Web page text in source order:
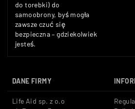
do torebki) do
samoobrony, byś mogła
zawsze czuć się
bezpieczna – gdziekolwiek
jesteś.
DANE FIRMY
Life Aid sp. z o.o